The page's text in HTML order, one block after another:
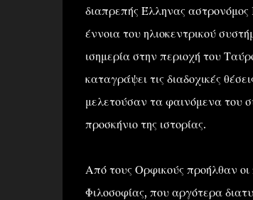
διαπρεπής Έλληνας
έννοια του ηλιοκεντρικού
ισημερία στην περιοχή του
καταγράψει τις διαδοχικές
μελετούσαν τα φαινόμενα του
προσκήνιο της ιστορίας.
Από τους Ορφικούς προήλθαν οι
Φιλοσοφίας, που αργότερα